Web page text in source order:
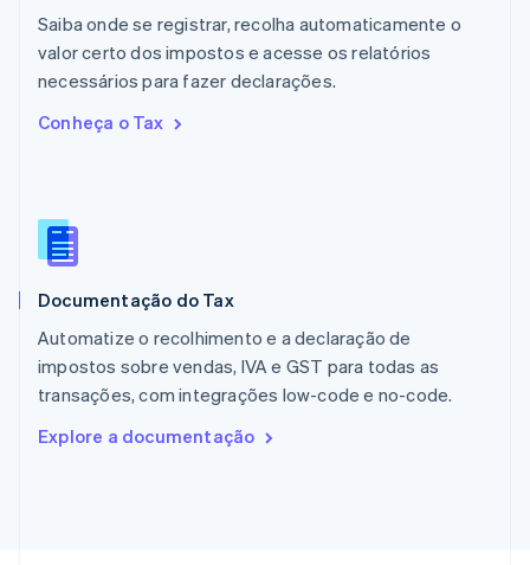
Saiba onde se registrar, recolha automaticamente o
valor certo dos impostos e acesse os relatórios
necessários para fazer declarações.
Conheça o Tax
Documentação do Tax
Automatize o recolhimento e a declaração de
impostos sobre vendas, IVA e GST para todas as
transações, com integrações low-code e no-code.
Explore a documentação
Noruega
English
Nova Zelândia
Países Baixos
Portugal
Português
English简体中文
Reino Unido
República Tcheca
English
English